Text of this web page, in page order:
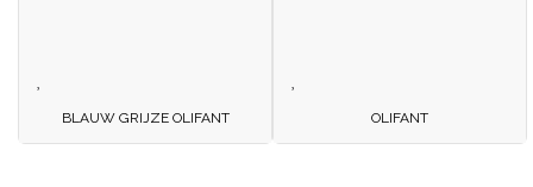
BLAUW GRIJZE OLIFANT OLIFANT